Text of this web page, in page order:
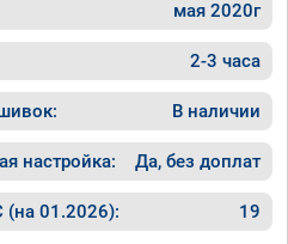
мая 2020г
2-3 часа
В наличии
настройка: Да, без доплат
(на 01.2026): 19